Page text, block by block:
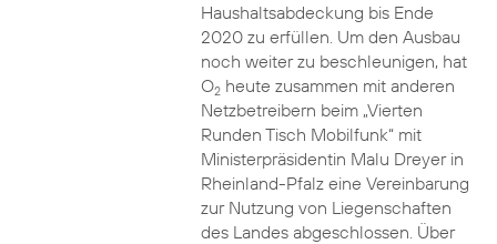
Haushaltsabdeckung bis Ende
2020 zu erfüllen. Um den Ausbau
noch weiter zu beschleunigen, hat
O2heute zusammen mit anderen
Netzbetreibern beim „Vierten
Runden Tisch Mobilfunk“ mit
Ministerpräsidentin Malu Dreyer in
Rheinland-Pfalz eine Vereinbarung
zur Nutzung von Liegenschaften
des Landes abgeschlossen. Über